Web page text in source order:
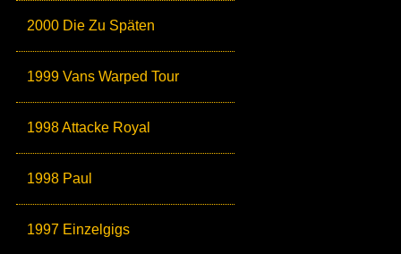
2000 Die Zu Späten
1999 Vans Warped Tour
1998 Attacke Royal
1998 Paul
1997 Einzelgigs